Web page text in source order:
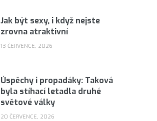
Jak být sexy, i když nejste
zrovna atraktivní
13 ČERVENCE, 2026
Úspěchy i propadáky: Taková
byla stíhací letadla druhé
světové války
20 ČERVENCE, 2026